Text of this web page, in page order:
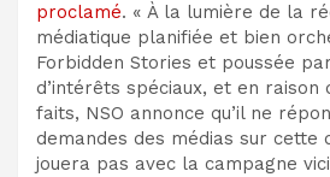
proclamé. « À la lumière de la
médiatique planifiée et bien
Forbidden Stories et poussée
d’intérêts spéciaux, et en
faits, NSO annonce qu’il ne
demandes des médias sur cette
jouera pas avec la campagne